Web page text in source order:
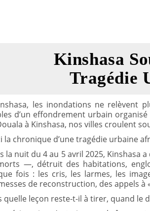
Kinshasa
Tragédie
les inondations ne relèvent
d’un effondrement urbain
à Kinshasa, nos villes croulent
la chronique d’une tragédie urbaine
la nuit du 4 au 5 avril 2025, Kinshasa
—, détruit des habitations,
fois : les cris, les larmes, les
de reconstruction, des appels à
quelle leçon reste-t-il à tirer, quand le